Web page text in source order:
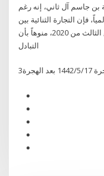
جاسم آل ثاني، إنه رغم
فإن التجارة الثنائية بين
بلدة والهند تجاوز 6.3 مليار دولار بنهاية الربع الثالث من 2020، منوهاً بأن
التبادل